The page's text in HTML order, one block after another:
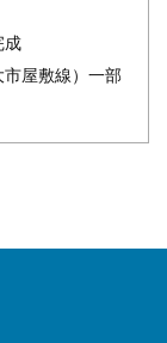
成
屋敷線）一部